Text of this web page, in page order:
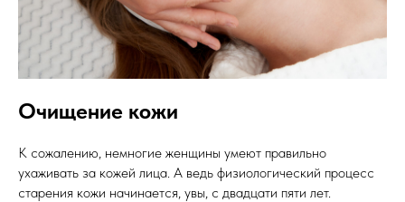
Очищение кожи
К сожалению, немногие женщины умеют правильно
ухаживать за кожей лица. А ведь физиологический процесс
старения кожи начинается, увы, с двадцати пяти лет.